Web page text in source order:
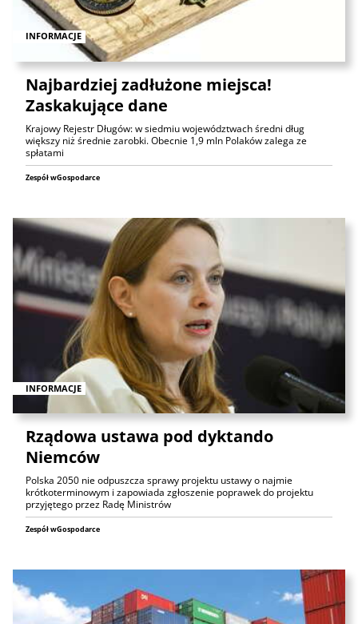
INFORMACJE
Najbardziej zadłużone miejsca!
Zaskakujące dane
Krajowy Rejestr Długów: w siedmiu województwach średni dług
większy niż średnie zarobki. Obecnie 1,9 mln Polaków zalega ze
spłatami
Zespół wGospodarce
INFORMACJE
Rządowa ustawa pod dyktando
Niemców
Polska 2050 nie odpuszcza sprawy projektu ustawy o najmie
krótkoterminowym i zapowiada zgłoszenie poprawek do projektu
przyjętego przez Radę Ministrów
Zespół wGospodarce